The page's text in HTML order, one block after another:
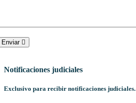
Enviar
Notificaciones judiciales
Exclusivo para recibir notificaciones judiciales.